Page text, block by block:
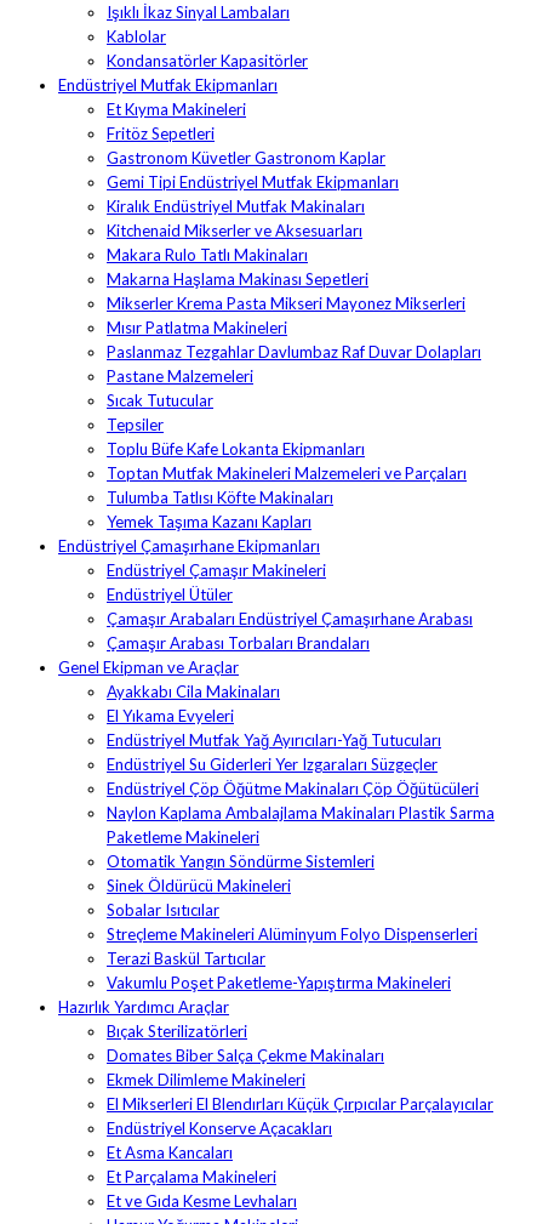
Işıklı İkaz Sinyal Lambaları
Kablolar
Kondansatörler Kapasitörler
Endüstriyel Mutfak Ekipmanları
Et Kıyma Makineleri
Fritöz Sepetleri
Gastronom Küvetler Gastronom Kaplar
Gemi Tipi Endüstriyel Mutfak Ekipmanları
Kiralık Endüstriyel Mutfak Makinaları
Kitchenaid Mikserler ve Aksesuarları
Makara Rulo Tatlı Makinaları
Makarna Haşlama Makinası Sepetleri
Mikserler Krema Pasta Mikseri Mayonez Mikserleri
Mısır Patlatma Makineleri
Paslanmaz Tezgahlar Davlumbaz Raf Duvar Dolapları
Pastane Malzemeleri
Sıcak Tutucular
Tepsiler
Toplu Büfe Kafe Lokanta Ekipmanları
Toptan Mutfak Makineleri Malzemeleri ve Parçaları
Tulumba Tatlısı Köfte Makinaları
Yemek Taşıma Kazanı Kapları
Endüstriyel Çamaşırhane Ekipmanları
Endüstriyel Çamaşır Makineleri
Endüstriyel Ütüler
Çamaşır Arabaları Endüstriyel Çamaşırhane Arabası
Çamaşır Arabası Torbaları Brandaları
Genel Ekipman ve Araçlar
Ayakkabı Cila Makinaları
El Yıkama Evyeleri
Endüstriyel Mutfak Yağ Ayırıcıları-Yağ Tutucuları
Endüstriyel Su Giderleri Yer Izgaraları Süzgeçler
Endüstriyel Çöp Öğütme Makinaları Çöp Öğütücüleri
Naylon Kaplama Ambalajlama Makinaları Plastik Sarma
Paketleme Makineleri
Otomatik Yangın Söndürme Sistemleri
Sinek Öldürücü Makineleri
Sobalar Isıtıcılar
Streçleme Makineleri Alüminyum Folyo Dispenserleri
Terazi Baskül Tartıcılar
Vakumlu Poşet Paketleme-Yapıştırma Makineleri
Hazırlık Yardımcı Araçlar
Bıçak Sterilizatörleri
Domates Biber Salça Çekme Makinaları
Ekmek Dilimleme Makineleri
El Mikserleri El Blendırları Küçük Çırpıcılar Parçalayıcılar
Endüstriyel Konserve Açacakları
Et Asma Kancaları
Et Parçalama Makineleri
Et ve Gıda Kesme Levhaları